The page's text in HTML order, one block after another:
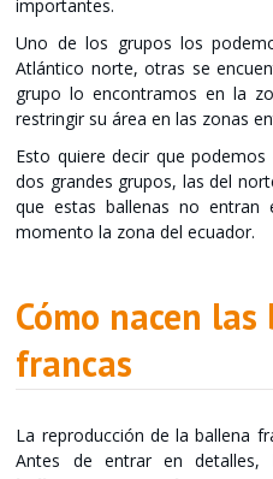
importantes.
Uno de los grupos los
Atlántico norte, otras se
grupo lo encontramos en la
restringir su área en las zonas
Esto quiere decir que
dos grandes grupos, las del
que estas ballenas no entran
momento la zona del ecuador.
Cómo nacen
francas
La reproducción de la ballena
Antes de entrar en